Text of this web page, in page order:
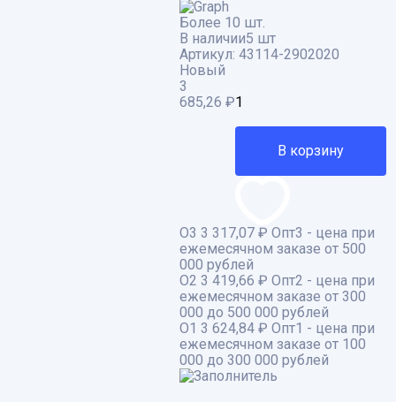
Более 10 шт.
В наличии5 шт
Артикул: 43114-2902020
Новый
3
685,26 ₽
В корзину
О3 3 317,07 ₽ Опт3 - цена при
ежемесячном заказе от 500
000 рублей
О2 3 419,66 ₽ Опт2 - цена при
ежемесячном заказе от 300
000 до 500 000 рублей
О1 3 624,84 ₽ Опт1 - цена при
ежемесячном заказе от 100
000 до 300 000 рублей